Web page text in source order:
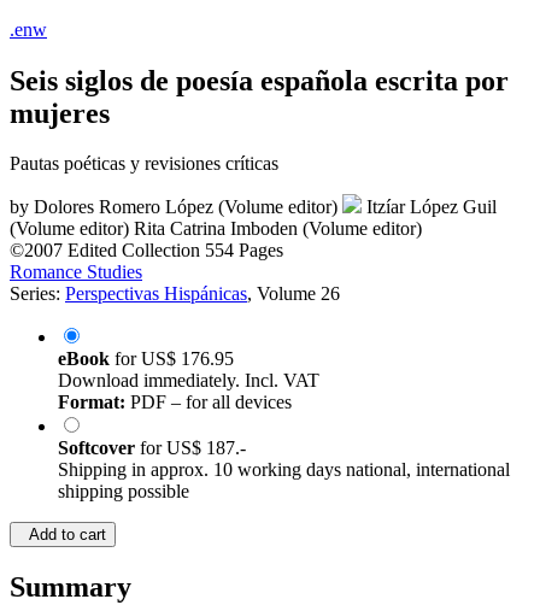
.enw
Seis siglos de poesía española escrita por
mujeres
Pautas poéticas y revisiones críticas
by Dolores Romero López (Volume editor)
Itzíar López Guil
(Volume editor) Rita Catrina Imboden (Volume editor)
©2007 Edited Collection 554 Pages
Romance Studies
Series: Perspectivas Hispánicas, Volume 26
eBook forUS$ 176.95
Download immediately. Incl. VAT
Format: PDF – for all devices
Softcover forUS$ 187.-
Shipping in approx. 10 working days national, international
shipping possible
Add to cart
Summary